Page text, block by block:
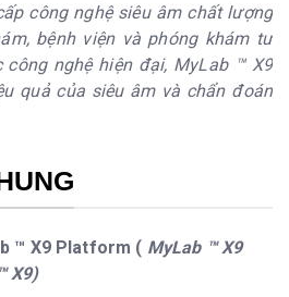
công nghệ siêu âm chất lượng
bệnh viện và phóng khám tư
công nghệ hiện đại, MyLab ™ X9
quả của siêu âm và chẩn đoán
™ X9 Platform ( MyLab ™ X9
X9)